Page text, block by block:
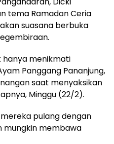
tema Ramadan Ceria
suasana berbuka
hanya menikmati
Panggang Pananjung,
saat menyaksikan
Minggu (22/2).
pulang dengan
mungkin membawa